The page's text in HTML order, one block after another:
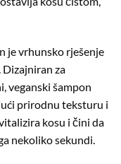
je vrhunsko rješenje
Dizajniran za
veganski šampon
prirodnu teksturu i
kosu i čini da
nekoliko sekundi.